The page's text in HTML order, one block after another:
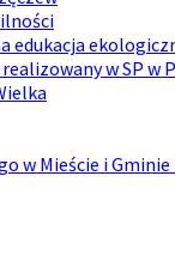
edukacja
w SP w
w Mieście i Gminie